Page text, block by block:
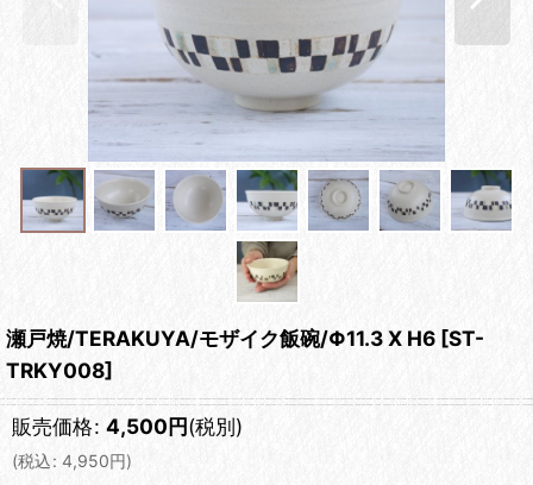
瀬戸焼/TERAKUYA/モザイク飯碗/Φ11.3 X H6 [ST-
TRKY008]
販売価格: 4,500円(税別)
(税込: 4,950円)